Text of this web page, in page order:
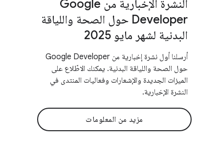
النشرة الإخبارية من Google
Developer حول الصحة واللياقة
البدنية لشهر مايو 2025
أرسلنا أول نشرة إخبارية من Google Developer
حول الصحة واللياقة البدنية. يمكنك الاطّلاع على
الميزات الجديدة والإشعارات وفعاليات المنتدى في
النشرة الإخبارية.
مزيد من المعلومات